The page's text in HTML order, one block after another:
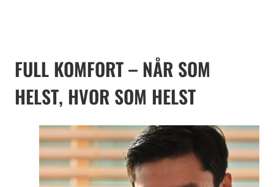
FULL KOMFORT – NÅR SOM
HELST, HVOR SOM HELST